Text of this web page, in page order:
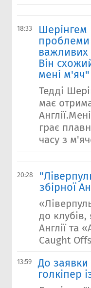
18:33
проблеми
важливих
Він
мені м'яч"
Тедді
має
грає
часу з
20:28
збірної
до клубів,
Англії та
Caught
13:59
До заявки
голкіпер